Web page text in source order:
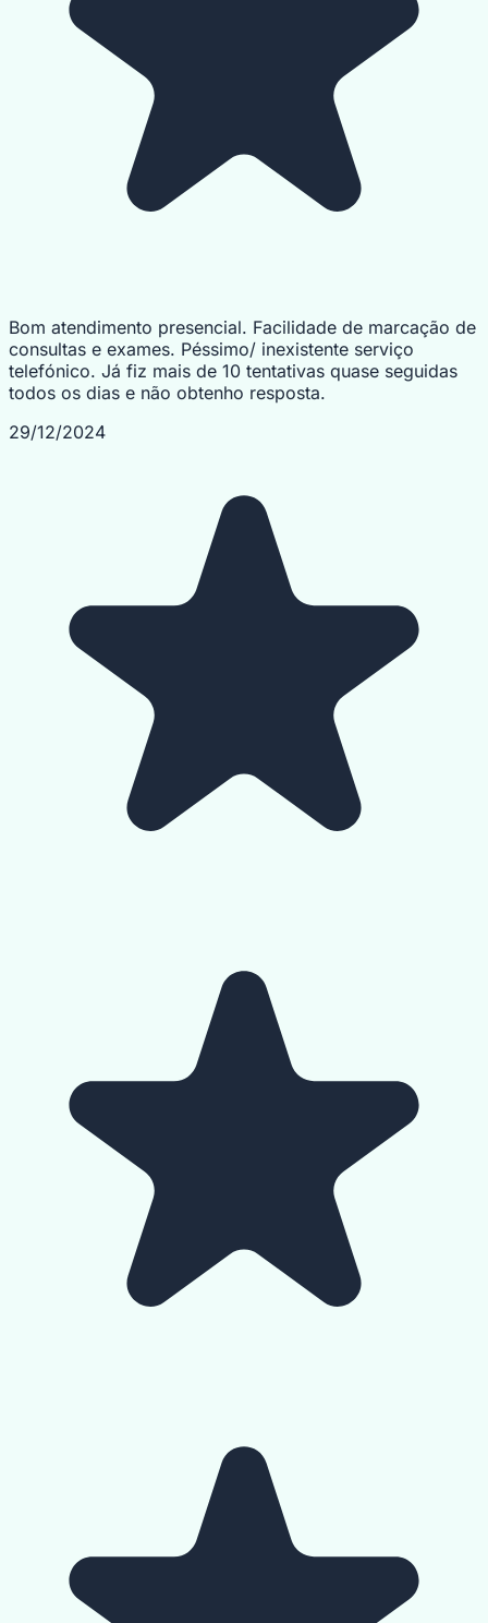
Bom atendimento presencial. Facilidade de marcação de
consultas e exames. Péssimo/ inexistente serviço
telefónico. Já fiz mais de 10 tentativas quase seguidas
todos os dias e não obtenho resposta.
29/12/2024